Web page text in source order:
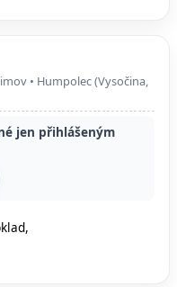
• Humpolec (Vysočina,
jen přihlášeným